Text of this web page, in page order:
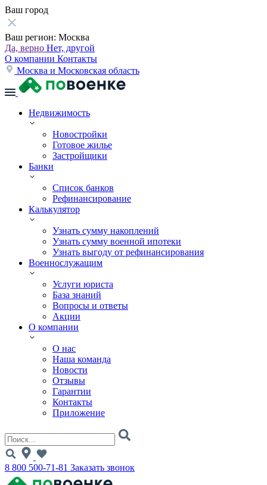
Ваш город
Ваш регион: Москва
Да, верно Нет, другой
О компании Контакты
Москва и Московская область
Недвижимость
Новостройки
Готовое жилье
Застройщики
Банки
Список банков
Рефинансирование
Калькулятор
Узнать сумму накоплений
Узнать сумму военной ипотеки
Узнать выгоду от рефинансирования
Военнослужащим
Услуги юриста
База знаний
Вопросы и ответы
Акции
О компании
О нас
Наша команда
Новости
Отзывы
Гарантии
Контакты
Приложение
8 800 500-71-81 Заказать звонок